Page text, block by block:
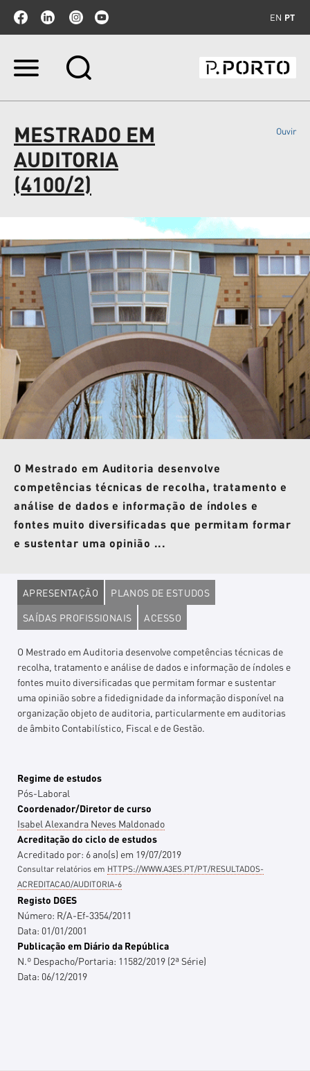
EN PT
Ir
Ir
para
a
navegação
MESTRADO EM
AUDITORIA
(4100/2)
Ouvir
O Mestrado em Auditoria desenvolve
competências técnicas de recolha, tratamento e
análise de dados e informação de índoles e
fontes muito diversificadas que permitam formar
e sustentar uma opinião ...
APRESENTAÇÃO
PLANOS DE ESTUDOS
SAÍDAS PROFISSIONAIS
ACESSO
O Mestrado em Auditoria desenvolve competências técnicas de
recolha, tratamento e análise de dados e informação de índoles e
fontes muito diversificadas que permitam formar e sustentar
uma opinião sobre a fidedignidade da informação disponível na
organização objeto de auditoria, particularmente em auditorias
de âmbito Contabilístico, Fiscal e de Gestão.
Regime de estudos
Pós-Laboral
Coordenador/Diretor de curso
Isabel Alexandra Neves Maldonado
Acreditação do ciclo de estudos
Acreditado por: 6ano(s) em 19/07/2019
Consultar relatórios em HTTPS://WWW.A3ES.PT/PT/RESULTADOS-
ACREDITACAO/AUDITORIA-6
Registo DGES
Número: R/A-Ef-3354/2011
Data: 01/01/2001
Publicação em Diário da República
N.º Despacho/Portaria: 11582/2019 (2ª Série)
Data: 06/12/2019